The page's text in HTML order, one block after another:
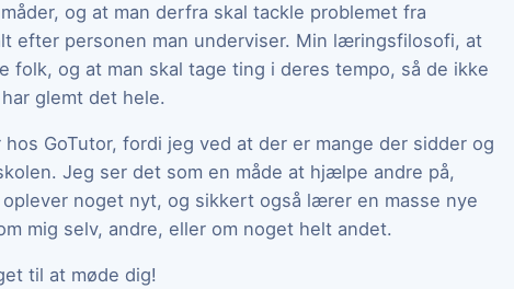
og at man derfra skal tackle problemet fra
efter personen man underviser. Min læringsfilosofi, at
folk, og at man skal tage ting i deres tempo, så de ikke
glemt det hele.
GoTutor, fordi jeg ved at der er mange der sidder og
Jeg ser det som en måde at hjælpe andre på,
noget nyt, og sikkert også lærer en masse nye
mig selv, andre, eller om noget helt andet.
til at møde dig!